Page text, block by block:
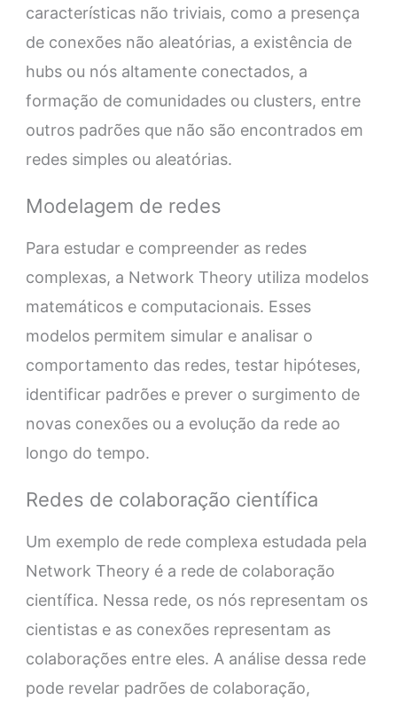
características não triviais, como a presença
de conexões não aleatórias, a existência de
hubs ou nós altamente conectados, a
formação de comunidades ou clusters, entre
outros padrões que não são encontrados em
redes simples ou aleatórias.
Modelagem de redes
Para estudar e compreender as redes
complexas, a Network Theory utiliza modelos
matemáticos e computacionais. Esses
modelos permitem simular e analisar o
comportamento das redes, testar hipóteses,
identificar padrões e prever o surgimento de
novas conexões ou a evolução da rede ao
longo do tempo.
Redes de colaboração científica
Um exemplo de rede complexa estudada pela
Network Theory é a rede de colaboração
científica. Nessa rede, os nós representam os
cientistas e as conexões representam as
colaborações entre eles. A análise dessa rede
pode revelar padrões de colaboração,